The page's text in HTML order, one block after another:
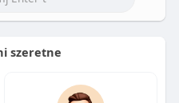
szeretne